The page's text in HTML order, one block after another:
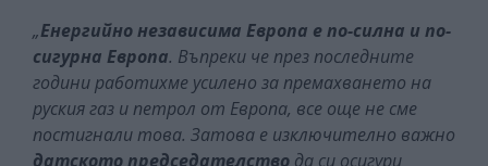
„Енергийно независима Европа е по-силна и по-
сигурна Европа. Въпреки че през последните
години работихме усилено за премахването на
руския газ и петрол от Европа, все още не сме
постигнали това. Затова е изключително важно
датското председателство да си осигури